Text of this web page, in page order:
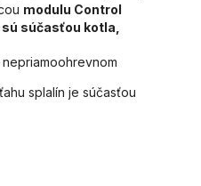
modulu Control
súčasťou kotla,
splalín je súčasťou